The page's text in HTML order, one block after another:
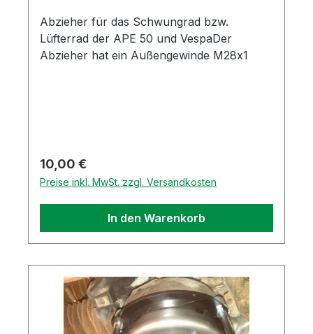
Abzieher für das Schwungrad bzw.
Lüfterrad der APE 50 und VespaDer
Abzieher hat ein Außengewinde M28x1
Regulärer Preis:
10,00 €
Preise inkl. MwSt. zzgl. Versandkosten
In den Warenkorb